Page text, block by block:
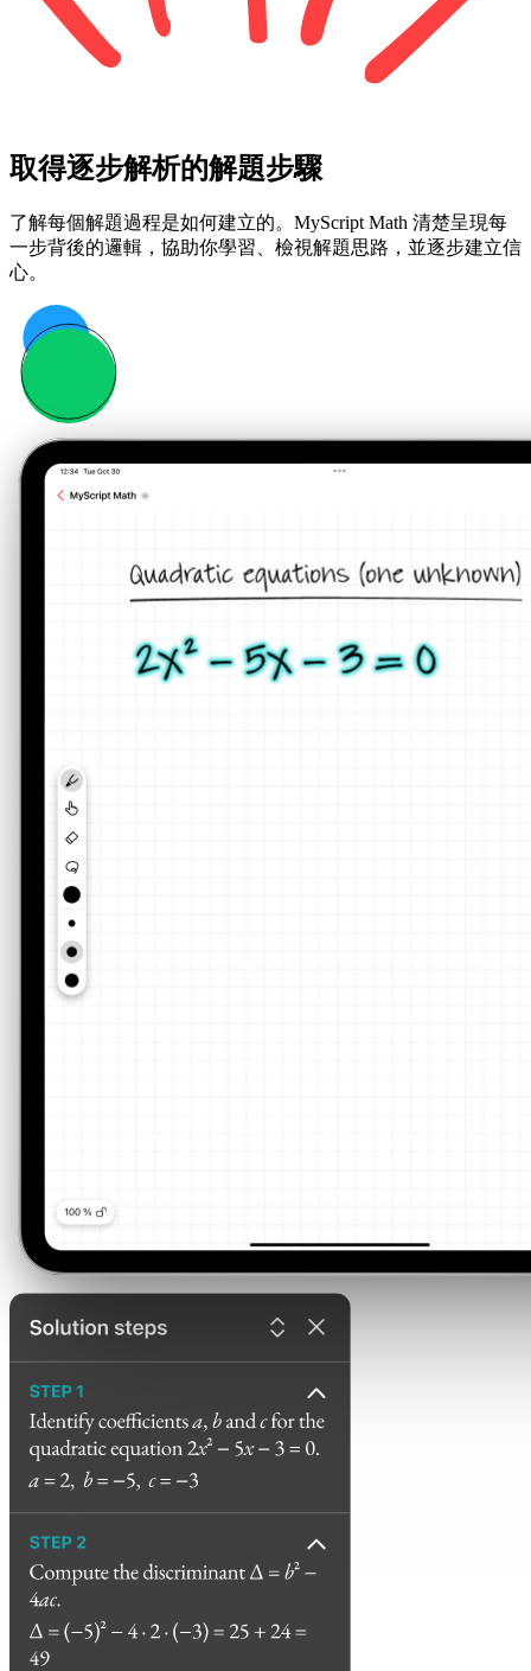
取得逐步解析的解題步驟
了解每個解題過程是如何建立的。MyScript Math 清楚呈現每
一步背後的邏輯，協助你學習、檢視解題思路，並逐步建立信
心。